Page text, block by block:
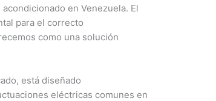
en Venezuela. El
para el correcto
como una solución
está diseñado
eléctricas comunes en